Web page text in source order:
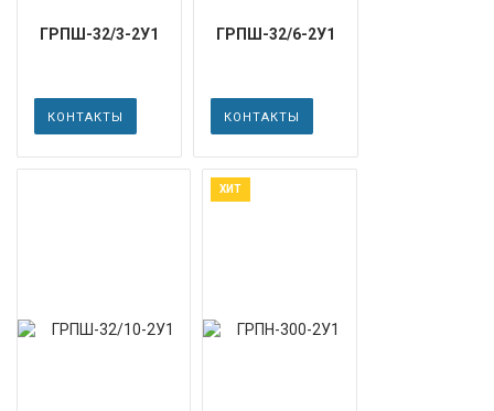
ГРПШ-32/3-2У1
КОНТАКТЫ
ГРПШ-32/6-2У1
КОНТАКТЫ
ХИТ